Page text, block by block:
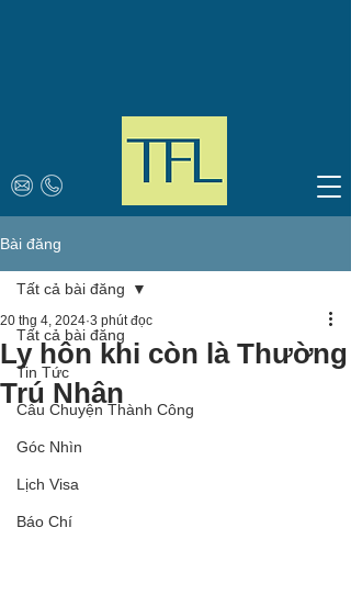
Bài đăng
Tất cả bài đăng
Tin Tức
Câu Chuyện Thành Công
Góc Nhìn
Lịch Visa
Báo Chí
Tất cả bài đăng
Ly hôn khi còn là Thường
Trú Nhân
20 thg 4, 2024 3 phút đọc